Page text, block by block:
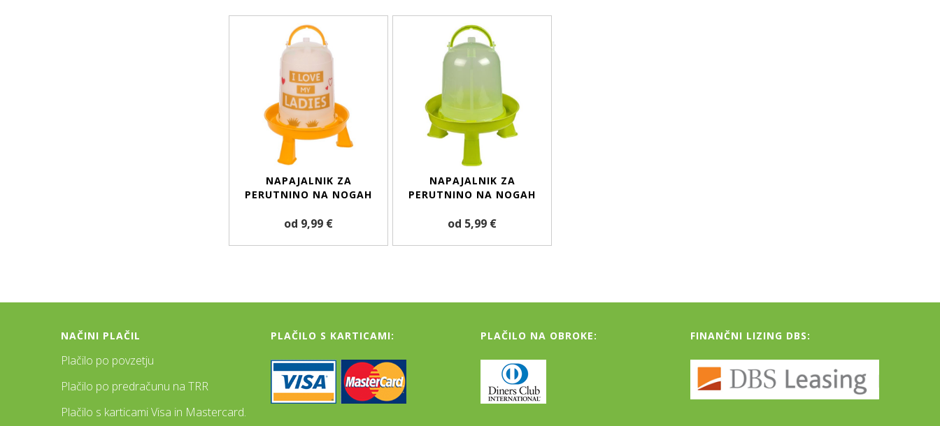
NAPAJALNIK ZA
PERUTNINO NA NOGAH
od 9,99 €
NAPAJALNIK ZA
PERUTNINO NA NOGAH
od 5,99 €
NAČINI PLAČIL
Plačilo po povzetju
Plačilo po predračunu na TRR
Plačilo s karticami Visa in Mastercard.
PLAČILO S KARTICAMI: PLAČILO NA OBROKE: FINANČNI LIZING DBS: